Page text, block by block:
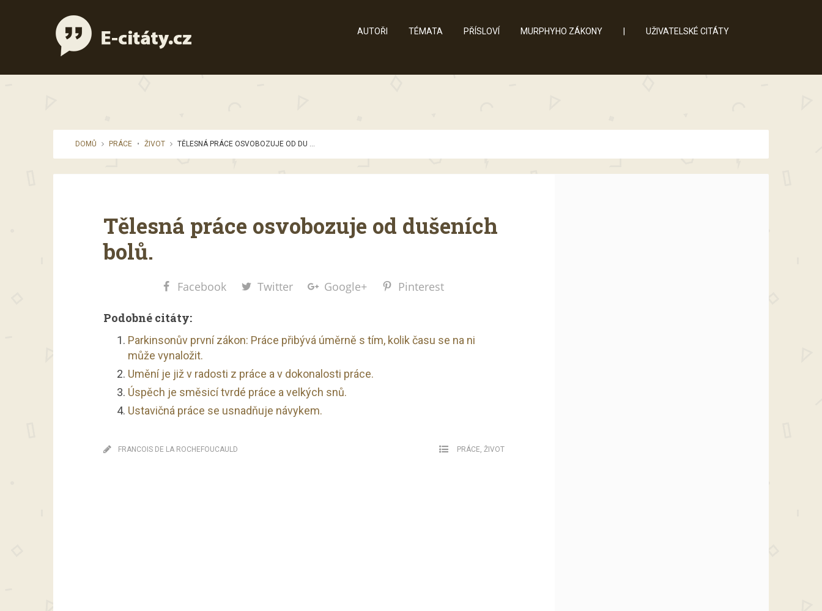
AUTOŘI TÉMATA PŘÍSLOVÍ MURPHYHO ZÁKONY UŽIVATELSKÉ CITÁTY
DOMŮ PRÁCE • ŽIVOT TĚLESNÁ PRÁCE OSVOBOZUJE OD DU ...
Tělesná práce osvobozuje od dušeních
bolů.
Facebook Twitter Google+ Pinterest
Podobné citáty:
Parkinsonův první zákon: Práce přibývá úměrně s tím, kolik času se na ni
může vynaložit.
Umění je již v radosti z práce a v dokonalosti práce.
Úspěch je směsicí tvrdé práce a velkých snů.
Ustavičná práce se usnadňuje návykem.
FRANCOIS DE LA ROCHEFOUCAULD PRÁCE, ŽIVOT